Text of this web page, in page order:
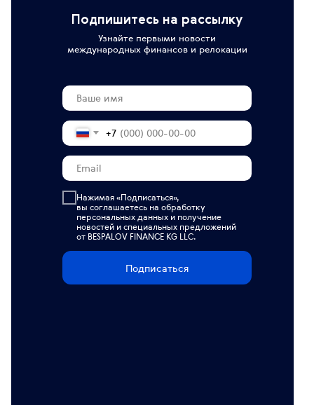
Подпишитесь на рассылку
Узнайте первыми новости
международных финансов и релокации
+7
Нажимая «Подписаться»,
вы соглашаетесь на обработку
персональных данных и получение
новостей и специальных предложений
от BESPALOV FINANCE KG LLC.
Подписаться